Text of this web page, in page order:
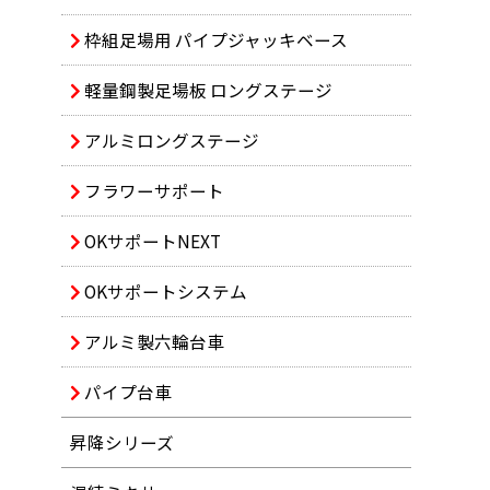
枠組足場用 パイプジャッキベース
軽量鋼製足場板 ロングステージ
アルミロングステージ
フラワーサポート
OKサポートNEXT
OKサポートシステム
アルミ製六輪台車
パイプ台車
昇降シリーズ